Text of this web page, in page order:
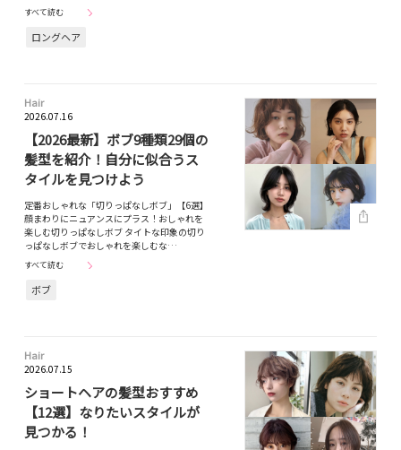
すべて読む
ロングヘア
Hair
2026.07.16
【2026最新】ボブ9種類29個の
髪型を紹介！自分に似合うス
タイルを見つけよう
定番おしゃれな「切りっぱなしボブ」【6選】
顔まわりにニュアンスにプラス！おしゃれを
楽しむ切りっぱなしボブ タイトな印象の切り
っぱなしボブでおしゃれを楽しむな…
すべて読む
ボブ
Hair
2026.07.15
ショートヘアの髪型おすすめ
【12選】なりたいスタイルが
見つかる！